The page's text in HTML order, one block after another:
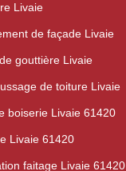
Livaie
de façade Livaie
gouttière Livaie
de toiture Livaie
boiserie Livaie 61420
Livaie 61420
faitage Livaie 61420